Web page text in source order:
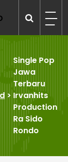
>
Single Pop
Jawa
Terbaru
Irvanhits
Production
Ra Sido
Rondo